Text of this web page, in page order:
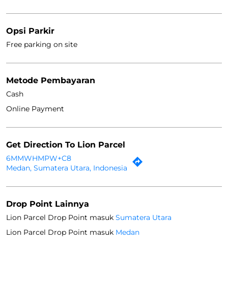
Opsi Parkir
Free parking on site
Metode Pembayaran
Cash
Online Payment
Get Direction To Lion Parcel
6MMWHMPW+C8
Medan, Sumatera Utara, Indonesia
Drop Point Lainnya
Lion Parcel Drop Point masuk Sumatera Utara
Lion Parcel Drop Point masuk Medan